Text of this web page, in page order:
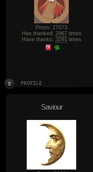
Posts: 27073
Has thanked: 2967times
Have thanks: 3291 times
Saviour